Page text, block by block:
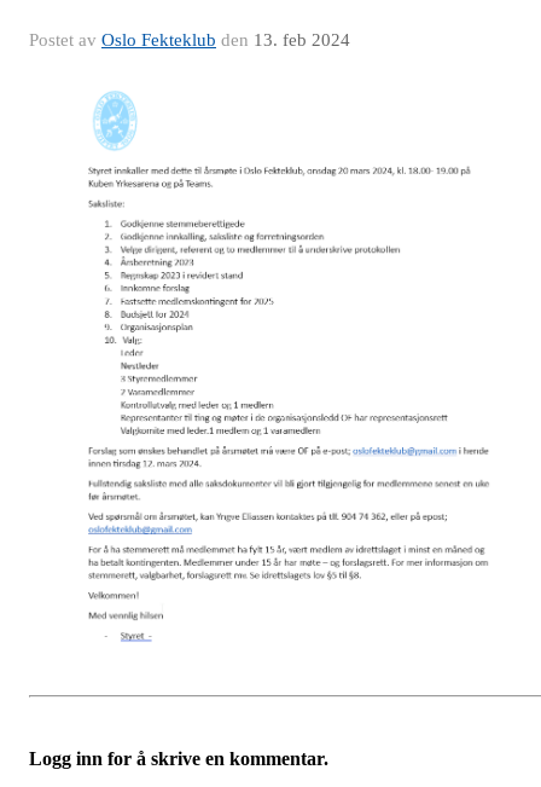
Postet av Oslo Fekteklub den 13. feb 2024
Logg inn for å skrive en kommentar.